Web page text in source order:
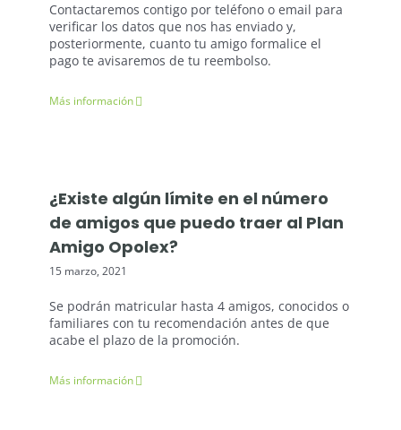
Contactaremos contigo por teléfono o email para
verificar los datos que nos has enviado y,
posteriormente, cuanto tu amigo formalice el
pago te avisaremos de tu reembolso.
Más información
¿Existe algún límite en el número
de amigos que puedo traer al Plan
Amigo Opolex?
15 marzo, 2021
Se podrán matricular hasta 4 amigos, conocidos o
familiares con tu recomendación antes de que
acabe el plazo de la promoción.
Más información